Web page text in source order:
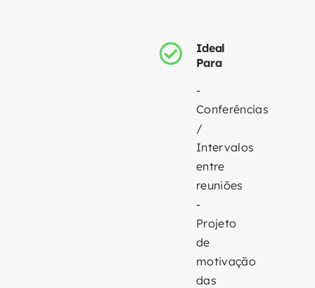
Ideal
Para
-
Conferências
/
Intervalos
entre
reuniões
-
Projeto
de
motivação
das